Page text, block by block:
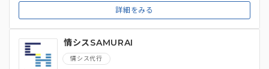
詳細をみる
能には、ISO27001に準拠した管理項目が初期設定されてお
り、社員情報とデバイス情報の一元管理をすることで、業務の
は、人事労務と連携しながら入社予定者のアカウント発行や社
員マスタの新規追加、更新が可能です。IT担当者に寄り添いな
情シスSAMURAI
情シス代行